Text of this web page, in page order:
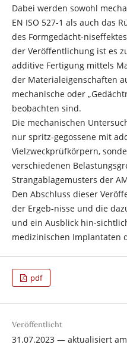
Dabei werden sowohl
EN ISO 527-1 als auch das
des Formgedächt-
der Veröffentlichung ist es
additive Fertigung mittels
der Materialeigenschaften
mechanische oder
beobachten sind.
Die mechanischen
nur spritz-gegossene mit
Vielzweckprüfkörpern,
verschiedenen
Strangablagemusters der
Den Abschluss dieser
der Ergeb-nisse und die
und ein Ausblick hin-
medizinischen Implantaten
pdf
Veröffentlicht
31.07.2023 — aktualisiert